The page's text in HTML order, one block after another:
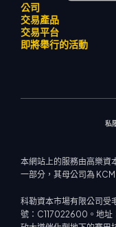
公司
監理合規性
關於
飄移隊
交易產品
外匯
貴金屬
交易平台
即將舉行的活動
私
本網站上的服務由高樂資
一部分，其母公司為
科勒資本市場有限公司受
號：C117022600。地址